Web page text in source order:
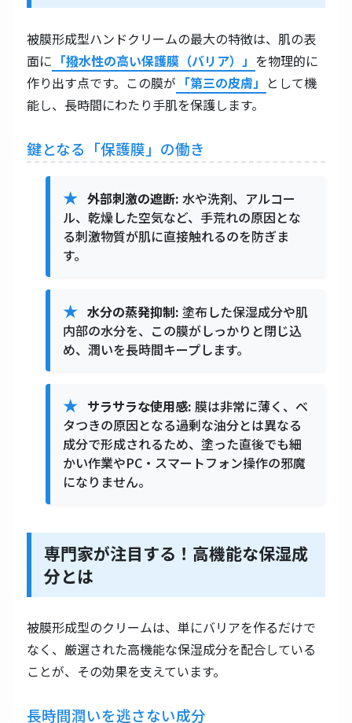
被膜形成型ハンドクリームの最大の特徴は、肌の表
面に 「撥水性の高い保護膜（バリア）」 を物理的に
作り出す点です。この膜が 「第三の皮膚」 として機
能し、長時間にわたり手肌を保護します。
鍵となる「保護膜」の働き
外部刺激の遮断: 水や洗剤、アルコー
ル、乾燥した空気など、手荒れの原因とな
る刺激物質が肌に直接触れるのを防ぎま
す。
水分の蒸発抑制: 塗布した保湿成分や肌
内部の水分を、この膜がしっかりと閉じ込
め、潤いを長時間キープします。
サラサラな使用感: 膜は非常に薄く、ベ
タつきの原因となる過剰な油分とは異なる
成分で形成されるため、塗った直後でも細
かい作業やPC・スマートフォン操作の邪魔
になりません。
専門家が注目する！高機能な保湿成
分とは
被膜形成型のクリームは、単にバリアを作るだけで
なく、厳選された高機能な保湿成分を配合している
ことが、その効果を支えています。
長時間潤いを逃さない成分